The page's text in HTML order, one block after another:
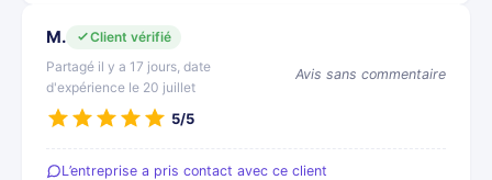
M.
Client vérifié
Partagé il y a 17 jours, date
d'expérience le 20 juillet
Avis sans commentaire
5/5
L’entreprise a pris contact avec ce client